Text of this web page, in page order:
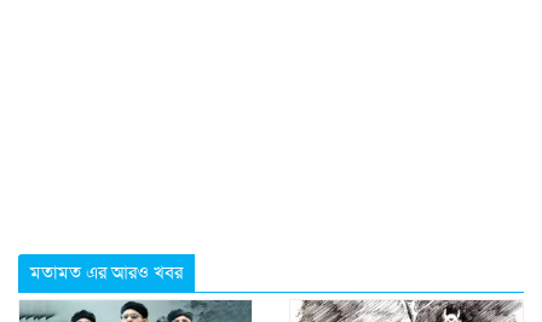
মতামত এর আরও খবর